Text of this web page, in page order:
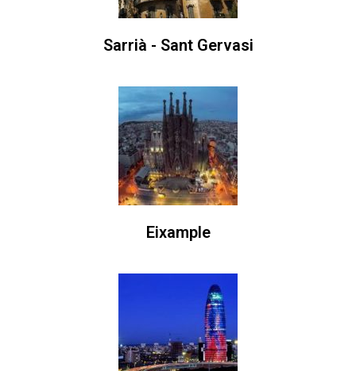
Sarrià - Sant Gervasi
Eixample